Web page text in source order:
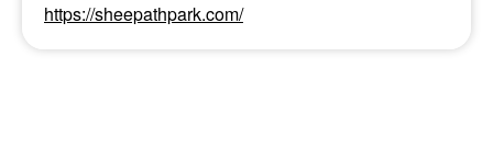
https://sheepathpark.com/